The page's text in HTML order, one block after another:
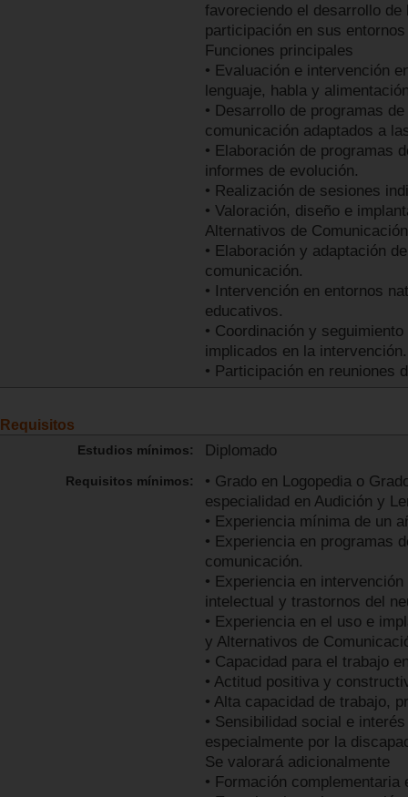
favoreciendo el desarrollo
participación en sus
Funciones principales
• Evaluación e intervención
lenguaje, habla y
• Desarrollo de programas
comunicación adaptados a
• Elaboración de programas
informes de evolución.
• Realización de sesiones
• Valoración, diseño e
Alternativos de
• Elaboración y adaptación
comunicación.
• Intervención en entornos
educativos.
• Coordinación y
implicados en la intervención.
• Participación en reuniones
Requisitos
Estudios mínimos: Diplomado
Requisitos mínimos:
• Grado en Logopedia o
especialidad en Audición y
• Experiencia mínima de un
• Experiencia en programas
comunicación.
• Experiencia en
intelectual y trastornos del
• Experiencia en el uso e
y Alternativos de
• Capacidad para el trabajo
• Actitud positiva y
• Alta capacidad de trabajo,
• Sensibilidad social e
especialmente por la
Se valorará adicionalmente
• Formación complementaria